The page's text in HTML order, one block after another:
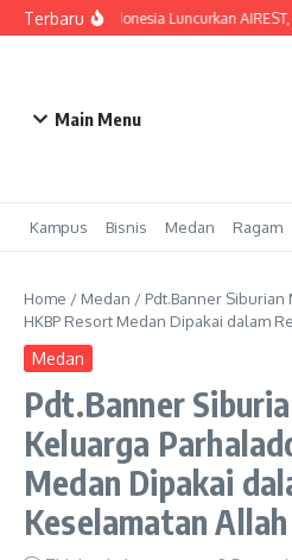
Lewati ke konten
Terbaru
SHARP Indonesia Luncurkan AIREST,
Main Menu
Kampus Bisnis Medan Ragam
Home / Medan / Pdt.Banner Siburian
HKBP Resort Medan Dipakai dalam
Medan
Pdt.Banner
Keluarga
Medan Dipakai
Keselamatan Allah